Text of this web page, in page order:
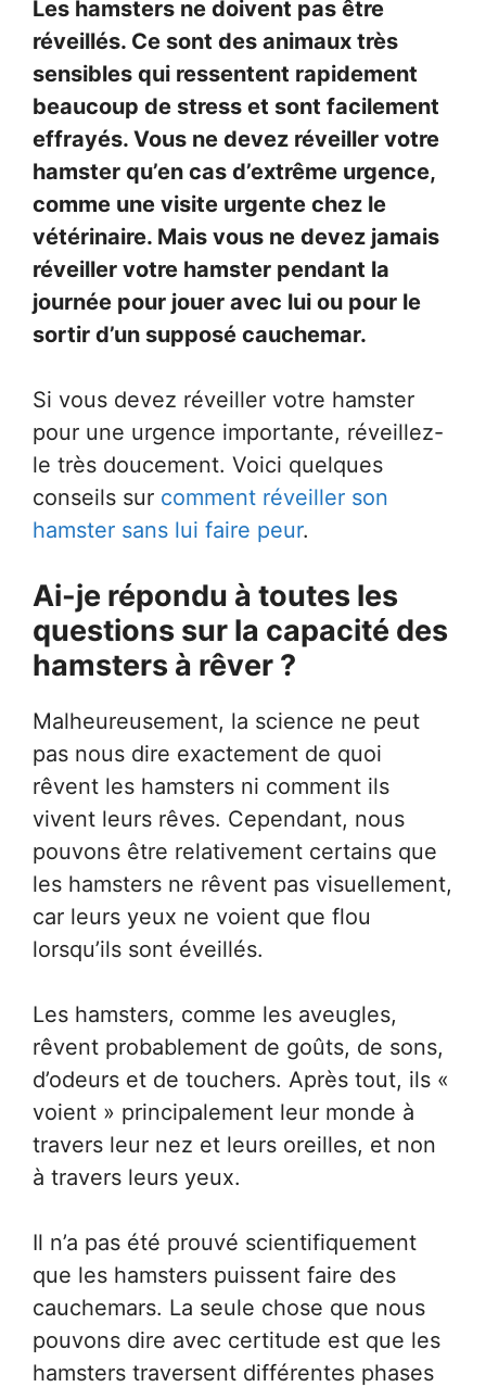
Les hamsters ne doivent pas être
réveillés. Ce sont des animaux très
sensibles qui ressentent rapidement
beaucoup de stress et sont facilement
effrayés. Vous ne devez réveiller votre
hamster qu’en cas d’extrême urgence,
comme une visite urgente chez le
vétérinaire. Mais vous ne devez jamais
réveiller votre hamster pendant la
journée pour jouer avec lui ou pour le
sortir d’un supposé cauchemar.
Si vous devez réveiller votre hamster
pour une urgence importante, réveillez-
le très doucement. Voici quelques
conseils sur comment réveiller son
hamster sans lui faire peur.
Ai-je répondu à toutes les
questions sur la capacité des
hamsters à rêver ?
Malheureusement, la science ne peut
pas nous dire exactement de quoi
rêvent les hamsters ni comment ils
vivent leurs rêves. Cependant, nous
pouvons être relativement certains que
les hamsters ne rêvent pas visuellement,
car leurs yeux ne voient que flou
lorsqu’ils sont éveillés.
Les hamsters, comme les aveugles,
rêvent probablement de goûts, de sons,
d’odeurs et de touchers. Après tout, ils «
voient » principalement leur monde à
travers leur nez et leurs oreilles, et non
à travers leurs yeux.
Il n’a pas été prouvé scientifiquement
que les hamsters puissent faire des
cauchemars. La seule chose que nous
pouvons dire avec certitude est que les
hamsters traversent différentes phases